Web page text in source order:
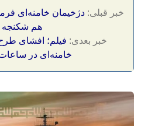
خبر قبلی:دژخیمان خامنه‌ای
هم شکنجه
خبر بعدی: فیلم؛ افشای
خامنه‌ای در